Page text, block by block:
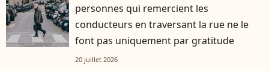
personnes qui remercient les
conducteurs en traversant la rue ne le
font pas uniquement par gratitude
20 juillet 2026